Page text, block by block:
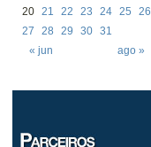
« jun ago »
20 21 22 23 24 25
26
27
28 29 30 31